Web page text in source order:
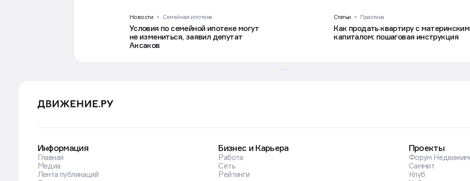
Новости Семейная ипотека
Условия по семейной ипотеке могут
не измениться, заявил депутат
Аксаков
Статьи Практика
Как продать квартиру с материнским
капиталом: пошаговая инструкция